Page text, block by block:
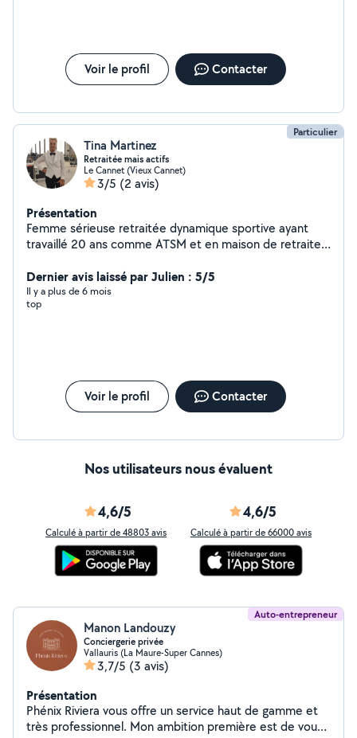
Voir le profil Contacter
Particulier
Tina Martinez
Retraitée mais actifs
Le Cannet (Vieux Cannet)
3/5 (2 avis)
Présentation
Femme sérieuse retraitée dynamique sportive ayant
travaillé 20 ans comme ATSM et en maison de retraite
d'enfants,ménage, et m'occuper de personnes âgées
les promener, les accompagnés faire leurs courses je
suis véhiculé. Recherche sur le Cannet, Cannes merci.
Dernier avis laissé par Julien : 5/5
Il y a plus de 6 mois
top
Voir le profil Contacter
Nos utilisateurs nous évaluent
4,6/5
Calculé à partir de 48803 avis
4,6/5
Calculé à partir de 66000 avis
Auto-entrepreneur
Manon Landouzy
Conciergerie privée
Vallauris (La Maure-Super Cannes)
3,7/5 (3 avis)
Présentation
Phénix Riviera vous offre un service haut de gamme et
très professionnel. Mon ambition première est de vous